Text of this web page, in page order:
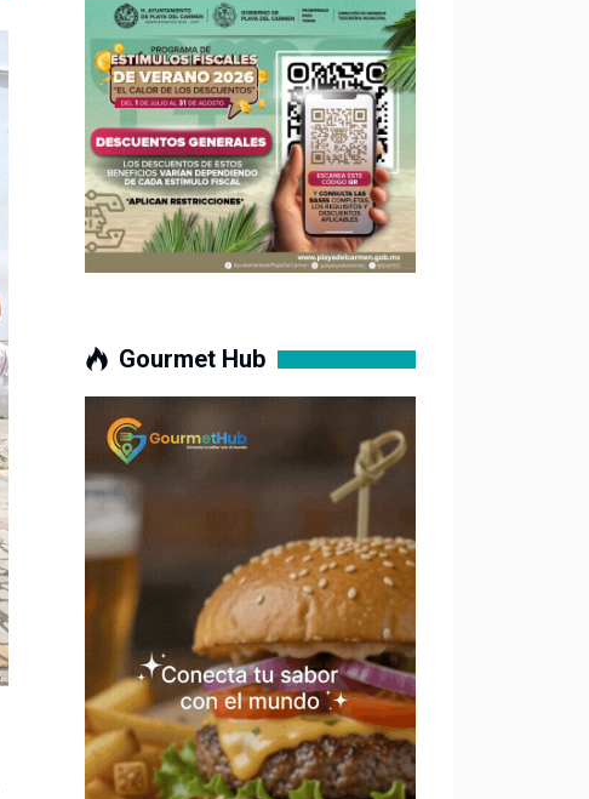
Gourmet Hub